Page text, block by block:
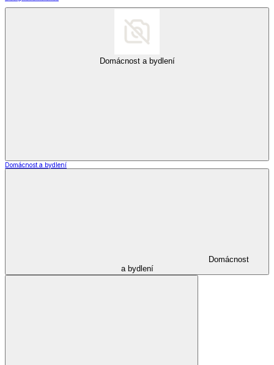
Domácnost a bydlení
Domácnost a bydlení
Domácnost
a bydlení